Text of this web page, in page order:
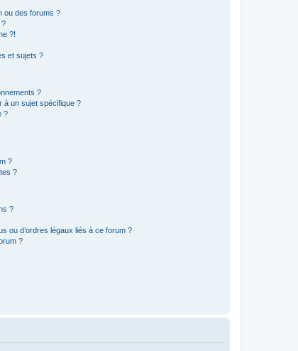
ou des forums ?
?
?!
et sujets ?
?
à un sujet spécifique ?
?
?
?
?
ou d’ordres légaux liés à ce forum ?
?